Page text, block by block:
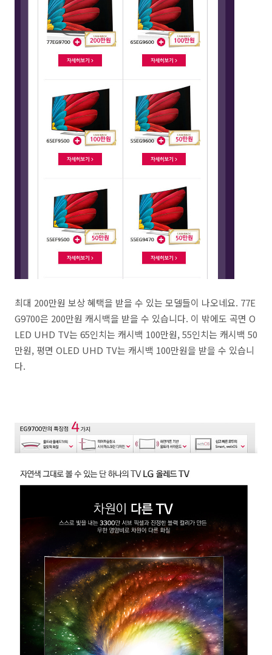
최대 200만원 보상 혜택을 받을 수 있는 모델들이 나오네요. 77E
G9700은 200만원 캐시백을 받을 수 있습니다. 이 밖에도 곡면 O
LED UHD TV는 65인치는 캐시백 100만원, 55인치는 캐시백 50
만원, 평면 OLED UHD TV는 캐시백 100만원을 받을 수 있습니
다.